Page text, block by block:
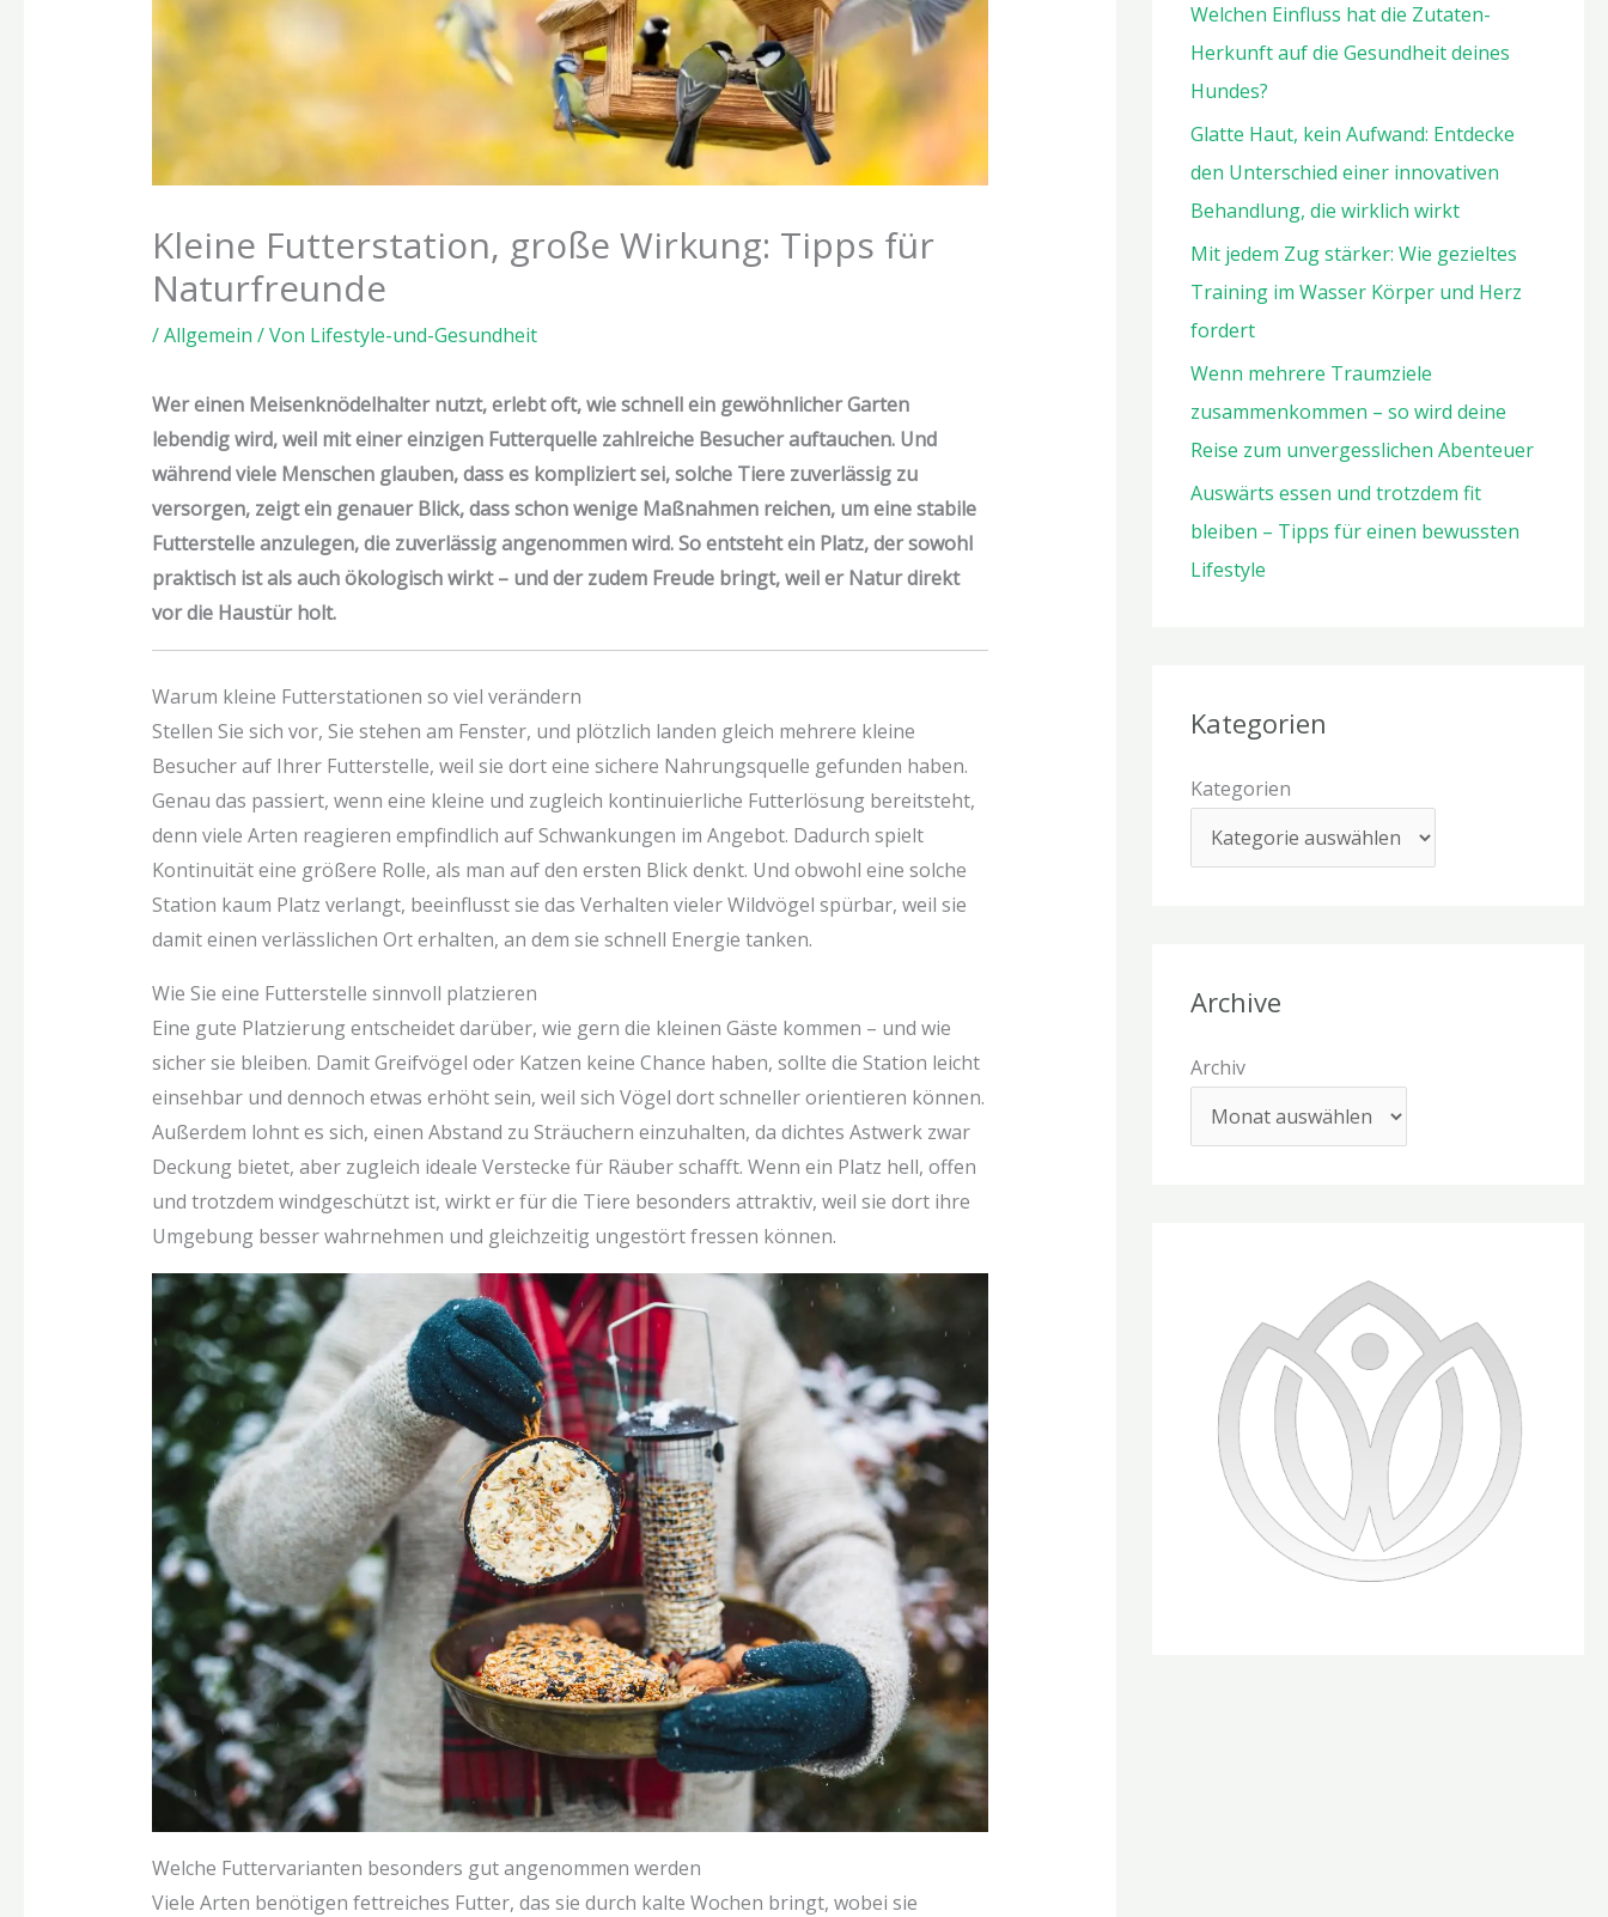
Kleine Futterstation, große Wirkung: Tipps für
Naturfreunde
/Allgemein / Von Lifestyle-und-Gesundheit
Wer einen Meisenknödelhalter nutzt, erlebt oft, wie schnell ein gewöhnlicher Garten
lebendig wird, weil mit einer einzigen Futterquelle zahlreiche Besucher auftauchen. Und
während viele Menschen glauben, dass es kompliziert sei, solche Tiere zuverlässig zu
versorgen, zeigt ein genauer Blick, dass schon wenige Maßnahmen reichen, um eine stabile
Futterstelle anzulegen, die zuverlässig angenommen wird. So entsteht ein Platz, der sowohl
praktisch ist als auch ökologisch wirkt – und der zudem Freude bringt, weil er Natur direkt
vor die Haustür holt.
Warum kleine Futterstationen so viel verändern
Stellen Sie sich vor, Sie stehen am Fenster, und plötzlich landen gleich mehrere kleine
Besucher auf Ihrer Futterstelle, weil sie dort eine sichere Nahrungsquelle gefunden haben.
Genau das passiert, wenn eine kleine und zugleich kontinuierliche Futterlösung bereitsteht,
denn viele Arten reagieren empfindlich auf Schwankungen im Angebot. Dadurch spielt
Kontinuität eine größere Rolle, als man auf den ersten Blick denkt. Und obwohl eine solche
Station kaum Platz verlangt, beeinflusst sie das Verhalten vieler Wildvögel spürbar, weil sie
damit einen verlässlichen Ort erhalten, an dem sie schnell Energie tanken.
Wie Sie eine Futterstelle sinnvoll platzieren
Eine gute Platzierung entscheidet darüber, wie gern die kleinen Gäste kommen – und wie
sicher sie bleiben. Damit Greifvögel oder Katzen keine Chance haben, sollte die Station leicht
einsehbar und dennoch etwas erhöht sein, weil sich Vögel dort schneller orientieren können.
Außerdem lohnt es sich, einen Abstand zu Sträuchern einzuhalten, da dichtes Astwerk zwar
Deckung bietet, aber zugleich ideale Verstecke für Räuber schafft. Wenn ein Platz hell, offen
und trotzdem windgeschützt ist, wirkt er für die Tiere besonders attraktiv, weil sie dort ihre
Umgebung besser wahrnehmen und gleichzeitig ungestört fressen können.
Welche Futtervarianten besonders gut angenommen werden
Viele Arten benötigen fettreiches Futter, das sie durch kalte Wochen bringt, wobei sie
Welchen Einfluss hat die Zutaten-
Herkunft auf die Gesundheit deines
Hundes?
Glatte Haut, kein Aufwand: Entdecke
den Unterschied einer innovativen
Behandlung, die wirklich wirkt
Mit jedem Zug stärker: Wie gezieltes
Training im Wasser Körper und Herz
fordert
Wenn mehrere Traumziele
zusammenkommen – so wird deine
Reise zum unvergesslichen Abenteuer
Auswärts essen und trotzdem fit
bleiben – Tipps für einen bewussten
Lifestyle
Kategorien
Kategorien
Archive
Archiv